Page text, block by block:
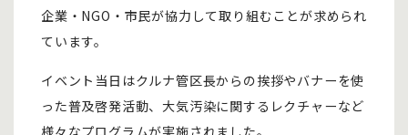
企業・NGO・市民が協力して取り組むことが求められ
ています。
イベント当日はクルナ管区長からの挨拶やバナーを使
った普及啓発活動、大気汚染に関するレクチャーなど
様々なプログラムが実施されました。